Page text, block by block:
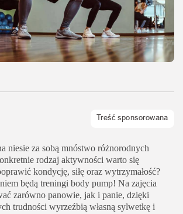
niesie za sobą mnóstwo różnorodnych
rodzaj aktywności warto się
kondycję, siłę oraz wytrzymałość?
będą treningi body pump! Na zajęcia
zarówno panowie, jak i panie, dzięki
trudności wyrzeźbią własną sylwetkę i